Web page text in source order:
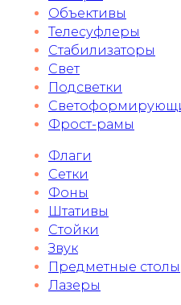
Объективы
Телесуфлеры
Стабилизаторы
Свет
Подсветки
Фрост-рамы
Флаги
Сетки
Фоны
Штативы
Стойки
Звук
Предметные столы
Лазеры